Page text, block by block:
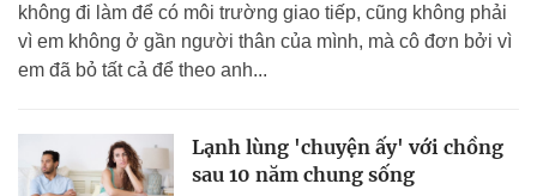
không đi làm để có môi trường giao tiếp, cũng không phải
vì em không ở gần người thân của mình, mà cô đơn bởi vì
em đã bỏ tất cả để theo anh...
Lạnh lùng 'chuyện ấy' với chồng
sau 10 năm chung sống